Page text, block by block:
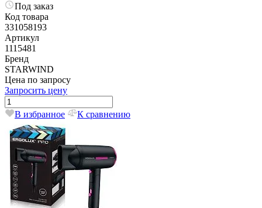
Под заказ
Код товара
331058193
Артикул
1115481
Бренд
STARWIND
Цена по запросу
Запросить цену
В избранное К сравнению